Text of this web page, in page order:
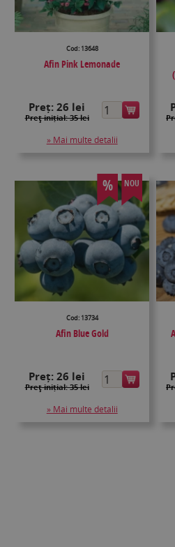
Cod: 13648
Afin Pink Lemonade
Preț:26 lei
Preţ inițial: 35 lei
» Mai multe detalii
% NOU
Cod: 13734
Afin Blue Gold
Preț:26 lei
Preţ inițial: 35 lei
» Mai multe detalii